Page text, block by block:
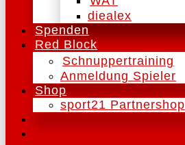
diealex
Spenden
Red Block
Schnuppertraining
Anmeldung Spieler
Shop
sport21 Partnershop